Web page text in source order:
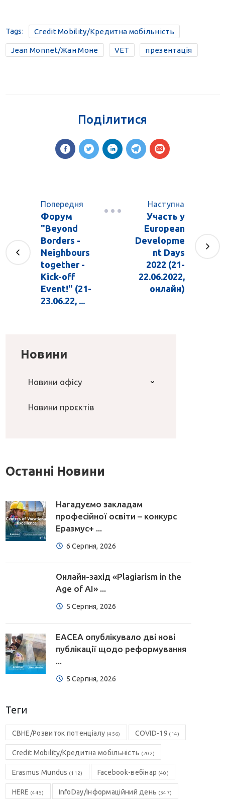
Tags: Credit Mobility/Кредитна мобільність
Jean Monnet/Жан Моне VET презентація
Поділитися
Попередня
Форум
"Beyond
Borders -
Neighbours
together -
Kick-off
Event!" (21-
23.06.22, ...
Наступна
Участь у
European
Developme
nt Days
2022 (21-
22.06.2022,
онлайн)
Новини
Новини офісу
Новини проєктів
Останні Новини
Нагадуємо закладам
професійної освіти – конкурс
Еразмус+ ...
6 Серпня, 2026
Онлайн-захід «Plagiarism in the
Age of AI» ...
5 Серпня, 2026
EACEA опублікувало дві нові
публікації щодо реформування
...
5 Серпня, 2026
Теги
CBHE/Розвиток потенціалу (456) COVID-19 (14)
Credit Mobility/Кредитна мобільність (202)
Erasmus Mundus (112) Facebook-вебінар (40)
HERE (445) InfoDay/Інформаційний день (347)